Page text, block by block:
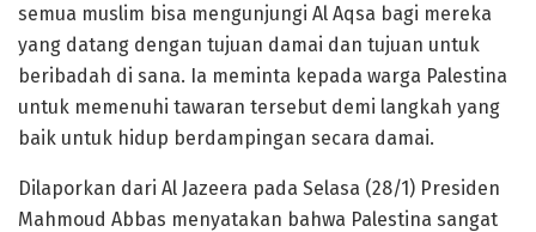
semua muslim bisa mengunjungi Al Aqsa bagi mereka
yang datang dengan tujuan damai dan tujuan untuk
beribadah di sana. Ia meminta kepada warga Palestina
untuk memenuhi tawaran tersebut demi langkah yang
baik untuk hidup berdampingan secara damai.
Dilaporkan dari Al Jazeera pada Selasa (28/1) Presiden
Mahmoud Abbas menyatakan bahwa Palestina sangat